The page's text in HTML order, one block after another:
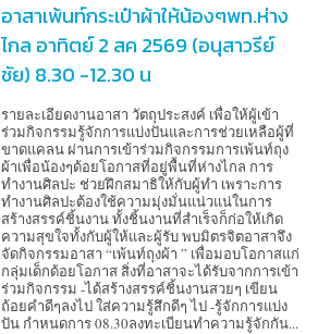
อาสาเพ้นท์กระเป๋าผ้าให้น้องๆพท.ห่าง
ไกล อาทิตย์ 2 สค 2569 (อนุสาวรีย์
ชัย) 8.30 -12.30 น
รายละเอียดงานอาสา วัตถุประสงค์ เพื่อให้ผู้เข้า
ร่วมกิจกรรมรู้จักการแบ่งปันและการช่วยเหลือผู้ที่
ขาดแคลน ผ่านการเข้าร่วมกิจกรรมการเพ้นท์ถุง
ผ้าเพื่อน้องๆด้อยโอกาสที่อยู่พื้นที่ห่างไกล การ
ทำงานศิลปะ ช่วยฝึกสมาธิให้กับผู้ทำ เพราะการ
ทำงานศิลปะต้องใช้ความมุ่งมั่นแน่วแน่ในการ
สร้างสรรค์ชิ้นงาน ทั้งชิ้นงานที่สำเร็จก็ก่อให้เกิด
ความสุขใจทั้งกับผู้ให้และผู้รับ พบมิตรจิตอาสาจึง
จัดกิจกรรมอาสา “เพ้นท์ถุงผ้า ” เพื่อมอบโอกาสแก่
กลุ่มเด็กด้อยโอกาส สิ่งที่อาสาจะได้รับจากการเข้า
ร่วมกิจกรรม -ได้สร้างสรรค์ชิ้นงานสวยๆ เขียน
ถ้อยคำดีๆลงไป ใส่ความรู้สึกดีๆ ไป -รู้จักการแบ่ง
ปัน กำหนดการ 08.30ลงทะเบียนทำความรู้จักกัน...